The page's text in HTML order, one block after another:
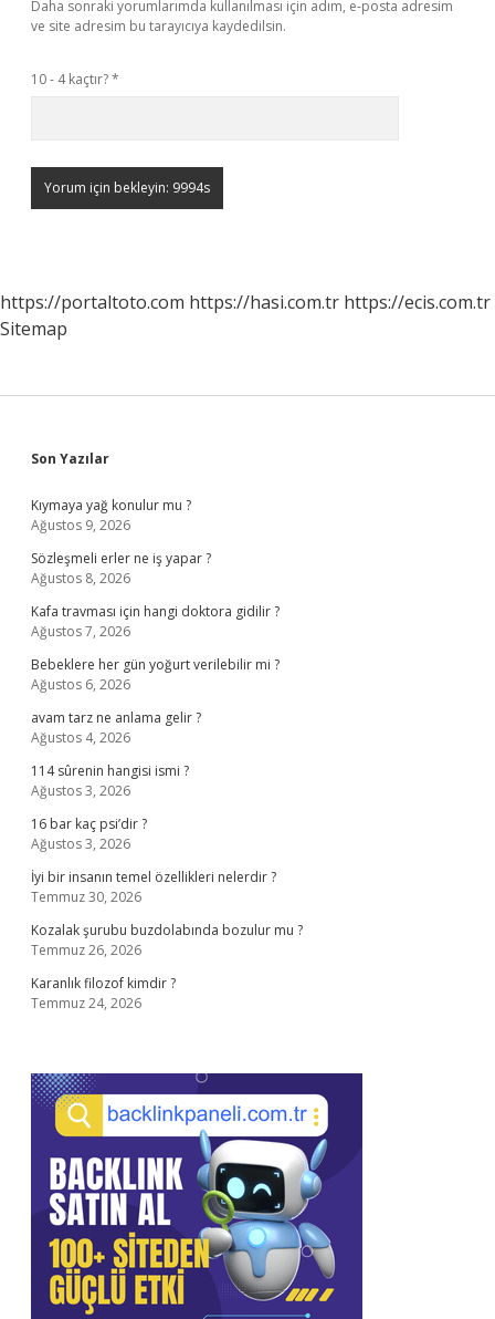
Daha sonraki yorumlarımda kullanılması için adım, e-posta adresim
ve site adresim bu tarayıcıya kaydedilsin.
10 - 4 kaçtır?*
https://portaltoto.com https://hasi.com.tr https://ecis.com.tr
Sitemap
Sidebar
Son Yazılar
Kıymaya yağ konulur mu ?
Ağustos 9, 2026
Sözleşmeli erler ne iş yapar ?
Ağustos 8, 2026
Kafa travması için hangi doktora gidilir ?
Ağustos 7, 2026
Bebeklere her gün yoğurt verilebilir mi ?
Ağustos 6, 2026
avam tarz ne anlama gelir ?
Ağustos 4, 2026
114 sûrenin hangisi ismi ?
Ağustos 3, 2026
16 bar kaç psi’dir ?
Ağustos 3, 2026
İyi bir insanın temel özellikleri nelerdir ?
Temmuz 30, 2026
Kozalak şurubu buzdolabında bozulur mu ?
Temmuz 26, 2026
Karanlık filozof kimdir ?
Temmuz 24, 2026